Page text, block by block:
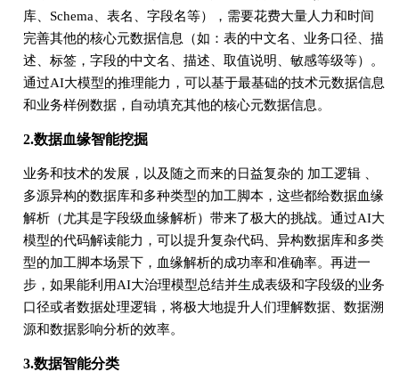
库、Schema、表名、字段名等），需要花费大量人力和时间
完善其他的核心元数据信息（如：表的中文名、业务口径、描
述、标签，字段的中文名、描述、取值说明、敏感等级等）。
通过AI大模型的推理能力，可以基于最基础的技术元数据信息
和业务样例数据，自动填充其他的核心元数据信息。
2.数据血缘智能挖掘
业务和技术的发展，以及随之而来的日益复杂的 加工逻辑
多源异构的数据库和多种类型的加工脚本，这些都给数据血缘
解析（尤其是字段级血缘解析）带来了极大的挑战。通过AI大
模型的代码解读能力，可以提升复杂代码、异构数据库和多类
型的加工脚本场景下，血缘解析的成功率和准确率。再进一
步，如果能利用AI大治理模型总结并生成表级和字段级的业务
口径或者数据处理逻辑，将极大地提升人们理解数据、数据溯
源和数据影响分析的效率。
3.数据智能分类